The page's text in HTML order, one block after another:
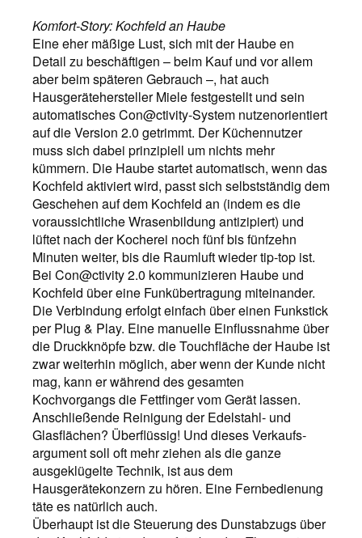
Komfort-Story: Kochfeld an Haube
Eine eher mäßige Lust, sich mit der Haube en
Detail zu beschäftigen – beim Kauf und vor allem
aber beim späteren Gebrauch –, hat auch
Hausgerätehersteller Miele festgestellt und sein
automatisches Con@ctivity-System nutzenorientiert
auf die Version 2.0 getrimmt. Der Küchennutzer
muss sich dabei prinzipiell um nichts mehr
kümmern. Die Haube startet automatisch, wenn das
Kochfeld aktiviert wird, passt sich selbstständig dem
Geschehen auf dem Kochfeld an (indem es die
voraussichtliche Wrasenbildung antizipiert) und
lüftet nach der Kocherei noch fünf bis fünfzehn
Minuten weiter, bis die Raumluft wieder tip-top ist.
Bei Con@ctivity 2.0 kommunizieren Haube und
Kochfeld über eine Funkübertragung miteinander.
Die Verbindung erfolgt einfach über einen Funkstick
per Plug & Play. Eine manuelle Einflussnahme über
die Druckknöpfe bzw. die Touchfläche der Haube ist
zwar weiterhin möglich, aber wenn der Kunde nicht
mag, kann er während des gesamten
Kochvorgangs die Fettfinger vom Gerät lassen.
Anschließende Reinigung der Edelstahl- und
Glasflächen? Überflüssig! Und dieses Verkaufs­
argument soll oft mehr ziehen als die ganze
ausgeklügelte Technik, ist aus dem
Hausgerätekonzern zu hören. Eine Fernbedienung
täte es natürlich auch.
Überhaupt ist die Steuerung des Dunstabzugs über